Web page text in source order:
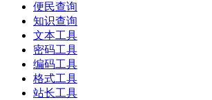
便民查询
知识查询
文本工具
密码工具
编码工具
格式工具
站长工具